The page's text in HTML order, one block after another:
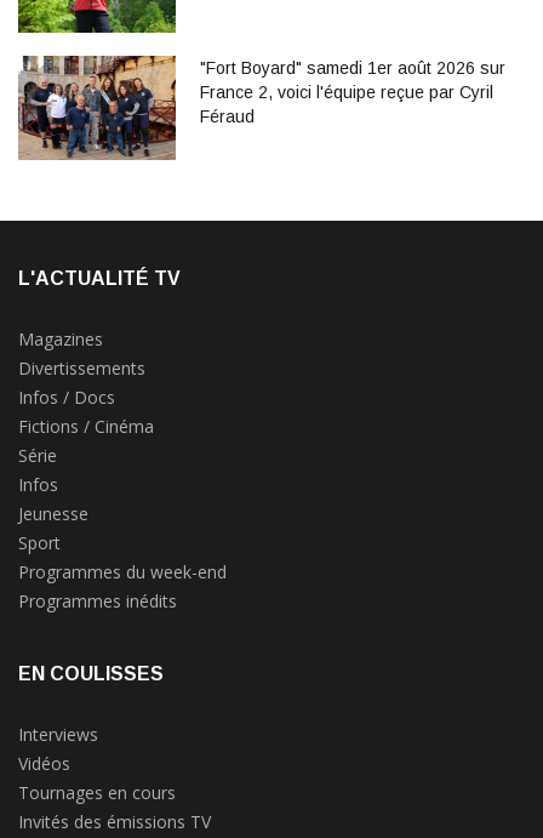
"Fort Boyard" samedi 1er août 2026 sur
France 2, voici l'équipe reçue par Cyril
Féraud
L'ACTUALITÉ TV
Magazines
Divertissements
Infos / Docs
Fictions / Cinéma
Série
Infos
Jeunesse
Sport
Programmes du week-end
Programmes inédits
EN COULISSES
Interviews
Vidéos
Tournages en cours
Invités des émissions TV